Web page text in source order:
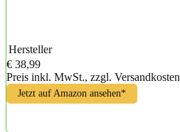
Hersteller
€ 38,99
Preis inkl. MwSt., zzgl. Versandkosten
Jetzt auf Amazon ansehen*